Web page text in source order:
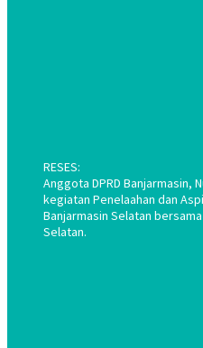
RESES:
Anggota DPRD Banjarmasin,
kegiatan Penelaahan dan
Banjarmasin Selatan
Selatan.